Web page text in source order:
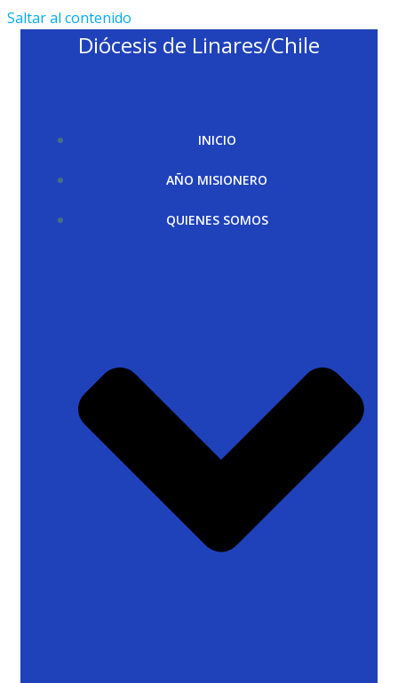
Saltar al contenido
Diócesis de Linares/Chile
INICIO
AÑO MISIONERO
QUIENES SOMOS